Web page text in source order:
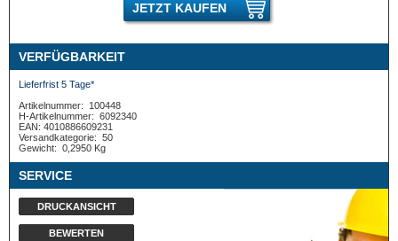
JETZT KAUFEN
VERFÜGBARKEIT
Lieferfrist 5 Tage*
Artikelnummer:
100448
H-Artikelnummer: 6092340
EAN: 4010886609231
Versandkategorie: 50
Gewicht: 0,2950 Kg
SERVICE
DRUCKANSICHT
BEWERTEN